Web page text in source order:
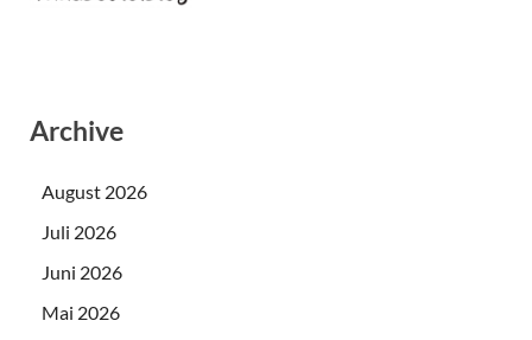
Archive
August 2026
Juli 2026
Juni 2026
Mai 2026